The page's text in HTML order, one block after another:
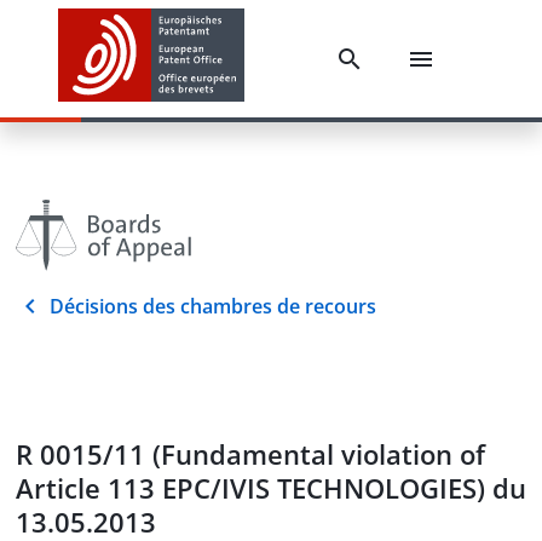
Décisions des chambres de recours
R 0015/11 (Fundamental violation of
Article 113 EPC/IVIS TECHNOLOGIES) du
13.05.2013